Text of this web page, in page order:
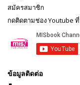
สมัครสมาชิก
กดติดตามช่อง Youtube
ข้อมูลติดต่อ